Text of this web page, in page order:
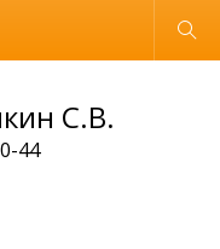
Обычная версия
С.В.
44